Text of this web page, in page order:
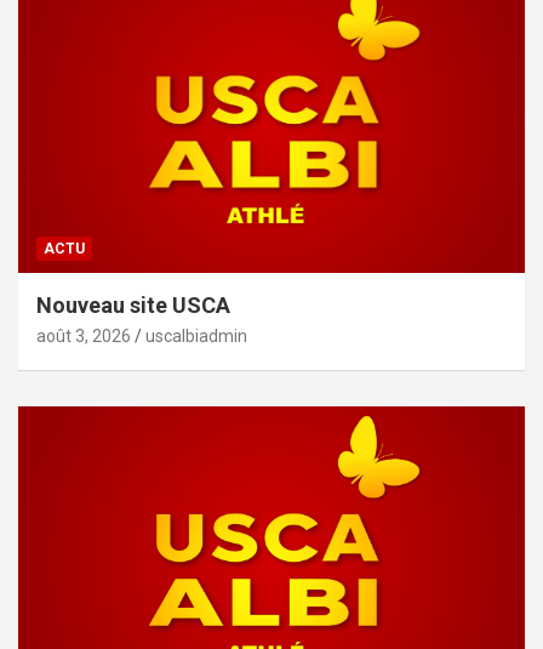
ACTU
Nouveau site USCA
août 3, 2026 uscalbiadmin